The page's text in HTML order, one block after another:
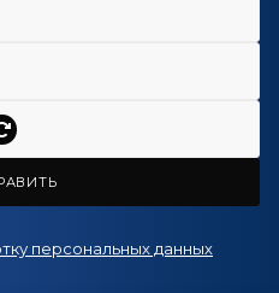
персональных данных